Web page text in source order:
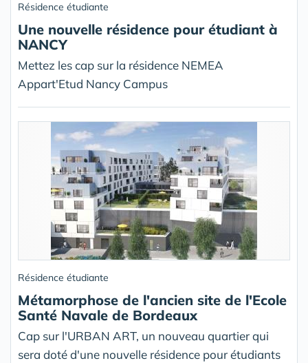
Résidence étudiante
Une nouvelle résidence pour étudiant à
NANCY
Mettez les cap sur la résidence NEMEA
Appart'Etud Nancy Campus
Résidence étudiante
Métamorphose de l'ancien site de l'Ecole
Santé Navale de Bordeaux
Cap sur l'URBAN ART, un nouveau quartier qui
sera doté d'une nouvelle résidence pour étudiants